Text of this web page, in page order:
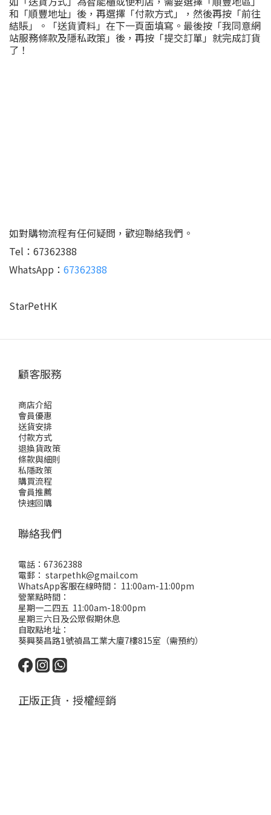
和「順豐地址」後，再選擇「付款方式」，然後再按「前往
結賬」。「送貨資料」在下一頁面填寫。最後按「我同意網
站服務條款及隱私政策」後，再按「提交訂單」就完成訂貨
了！
如對購物流程有任何疑問，歡迎聯絡我們。
Tel：67362388
WhatsApp： 67362388
StarPetHK
顧客服務
商店介紹
會員優惠
送貨安排
付款方式
退換貨政策
條款與細則
私隱政策
購買流程
會員推薦
快速回購
聯絡我們
電話：67362388
電郵： starpethk@gmail.com
WhatsApp客服在線時間： 11:00am-11:00pm
營業點時間：
星期一二四五 11:00am-18:00pm
星期三六日及公眾假期休息
自取點地址：
葵興葵昌路1號禎昌工業大廈7樓815室（需預約）
正版正貨．授權經銷